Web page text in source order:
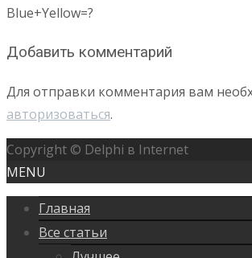
Blue+Yellow=?
Добавить комментарий
Для отправки комментария вам
авторизоваться.
Copyright © Delphi в Internet
MENU
Главная
Все статьи